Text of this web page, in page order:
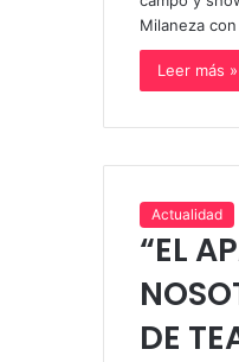
Milaneza con
Leer más »
Actualidad
“EL
DE